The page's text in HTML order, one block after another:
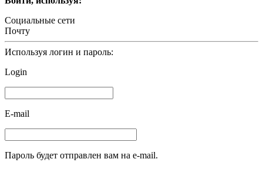
Социальные сети
Почту
Используя логин и пароль:
Login
E-mail
Пароль будет отправлен вам на e-mail.